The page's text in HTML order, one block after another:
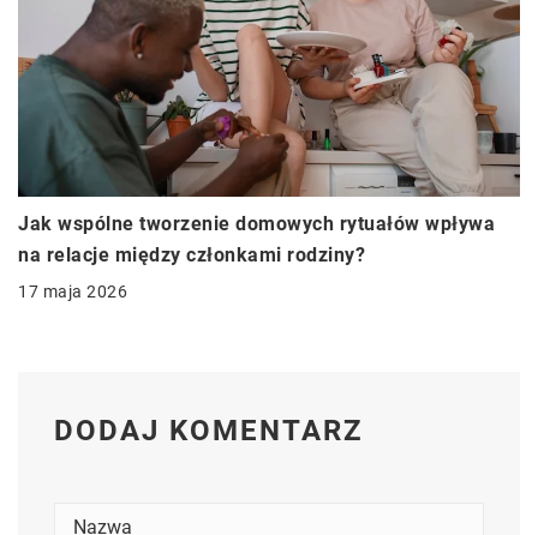
Jak wspólne tworzenie domowych rytuałów wpływa
na relacje między członkami rodziny?
17 maja 2026
DODAJ KOMENTARZ